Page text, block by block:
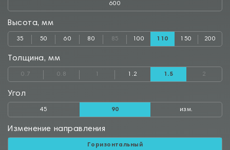
600
Высота, мм
35 50 60 80 85 100 110 150 200
Толщина, мм
0.7 0.8 1.2 1.5 2
Угол
45 90 изм.
Изменение направления
Горизонтальный